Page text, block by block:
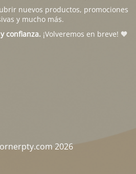
nuevos productos, promociones
y mucho más.
confianza. ¡Volveremos en breve! 🧡
2026